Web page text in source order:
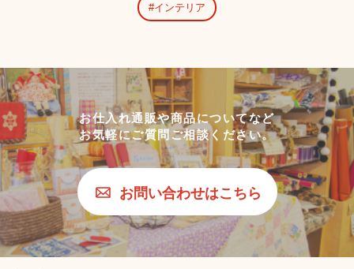
インテリア
お仕入れ通販や商品についてなど
お気軽にご質問ご相談ください。
お問い合わせはこちら